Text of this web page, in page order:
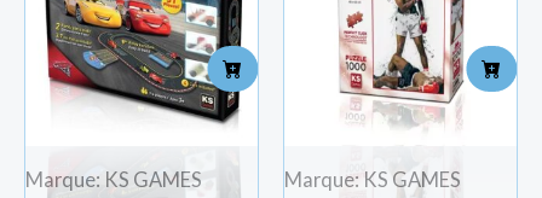
Marque: KS GAMES
Marque: KS GAMES